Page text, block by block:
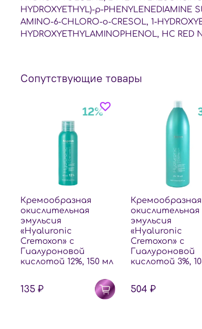
HYDROXYETHYL)-p-PHENYLENEDIAMINE
AMINO-6-CHLORO-o-CRESOL, 1-
HYDROXYETHYLAMINOPHENOL, HC RED
Сопутствующие товары
Кремообразная
окислительная
эмульсия
«Hyaluronic
Cremoxon» с
Гиалуроновой
кислотой 12%, 150 мл
135 ₽
Кремообразная
окислительная
эмульсия
«Hyaluronic
Cremoxon» с
Гиалуроновой
кислотой 3%,
504 ₽